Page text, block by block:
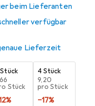
beim Lieferanten
verfügbar
Lieferzeit
Stück
%
4 Stück
EUR
9,20
pro Stück
−17%